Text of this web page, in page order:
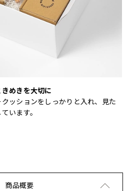
めきを大切に
ッションをしっかりと入れ、見た
います。
商品概要